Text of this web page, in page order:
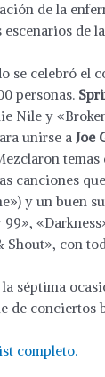
de la
escenarios de
se celebró el
personas.
Nile y
unirse a Joe
canciones
y un buen
99»,
Shout», con
la séptima
de conciertos
completo.